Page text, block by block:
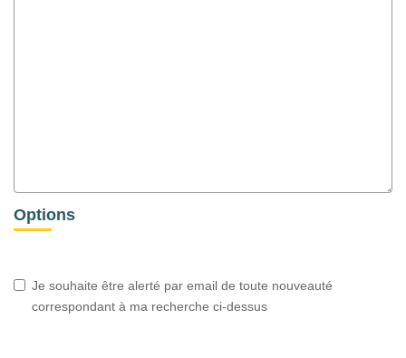
Options
Je souhaite être alerté par email de toute nouveauté
correspondant à ma recherche ci-dessus